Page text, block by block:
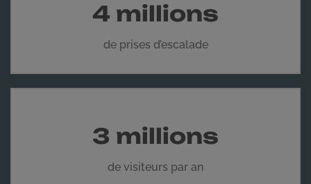
4 millions
de prises d’escalade
3 millions
de visiteurs par an